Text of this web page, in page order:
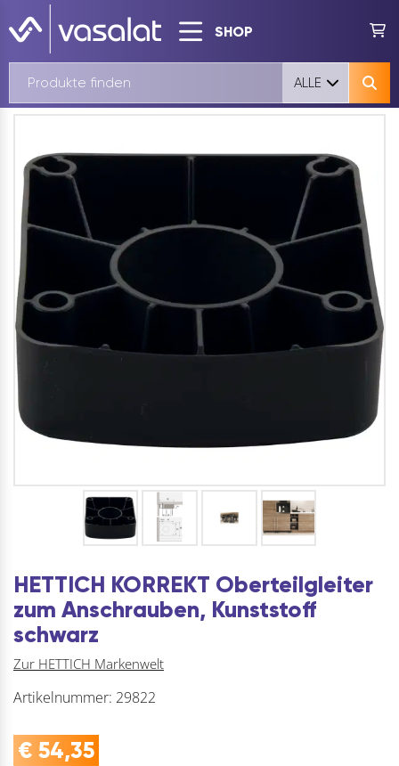
SHOP
ALLE
HETTICH KORREKT Oberteilgleiter
zum Anschrauben, Kunststoff
schwarz
Zur HETTICH Markenwelt
Artikelnummer: 29822
€ 54,35